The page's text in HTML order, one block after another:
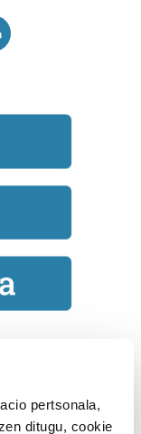
pertsonala,
ditugu, cookie
bere
du